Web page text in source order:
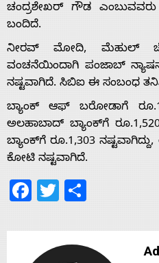
Home
About
Us
Advertise
With
ಚಂದ್ರಶೇಖರ್ ಗೌಡ
ಬಂದಿದೆ.
ನೀರವ್ ಮೋದಿ, ಮೆಹುಲ್
ವಂಚನೆಯಿಂದಾಗಿ ಪಂಜಾಬ್
ನಷ್ಟವಾಗಿದೆ. ಸಿಬಿಐ ಈ ಸಂಬಂಧ
ಬ್ಯಾಂಕ್ ಆಫ್ ಬರೋಡಾಗೆ
ಅಲಹಾಬಾದ್ ಬ್ಯಾಂಕ್‌ಗೆ
ಬ್ಯಾಂಕ್‌ಗೆ ರೂ.1,303
ಕೋಟಿ ನಷ್ಟವಾಗಿದೆ.
Facebook
Twitter